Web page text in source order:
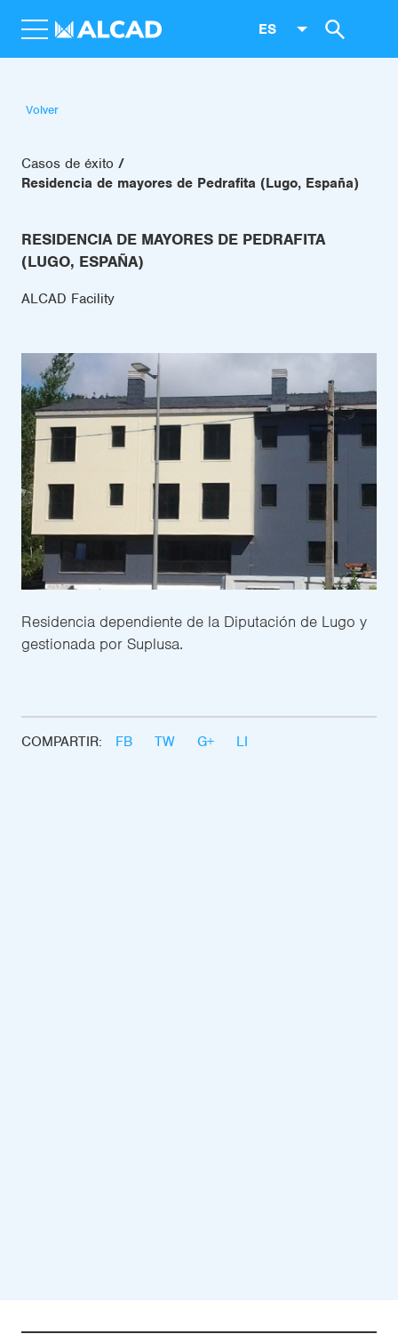
ES
Volver
Casos de éxito
Residencia de mayores de Pedrafita (Lugo, España)
RESIDENCIA DE MAYORES DE PEDRAFITA
(LUGO, ESPAÑA)
ALCAD Facility
Residencia dependiente de la Diputación de Lugo y
gestionada por Suplusa.
COMPARTIR: FB TW G+ LI